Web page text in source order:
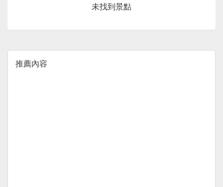
未找到景點
推薦內容